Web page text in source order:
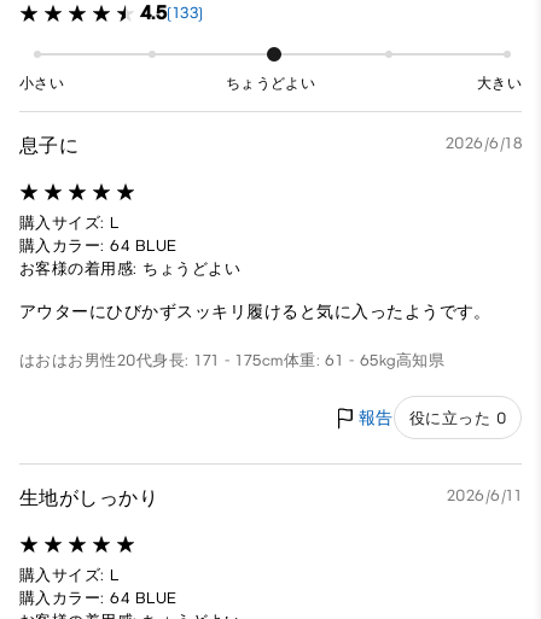
4.5(133)
小さい ちょうどよい 大きい
息子に 2026/6/18
購入サイズ: L
購入カラー: 64 BLUE
お客様の着用感: ちょうどよい
アウターにひびかずスッキリ履けると気に入ったようです。
はおはお 男性20代身長: 171 - 175cm体重: 61 - 65kg高知県
報告 役に立った 0
生地がしっかり 2026/6/11
購入サイズ: L
購入カラー: 64 BLUE